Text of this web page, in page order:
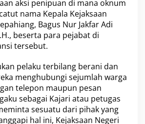
a
s
p
a
aksi penipuan di mana oknum
nama Kepala Kejaksaan
Bagus Nur Jakfar Adi
beserta para pejabat di
tersebut.
pelaku terbilang berani dan
menghubungi sejumlah warga
telepon maupun pesan
sebagai Kajari atau petugas
sesuatu dari pihak yang
hal ini, Kejaksaan Negeri